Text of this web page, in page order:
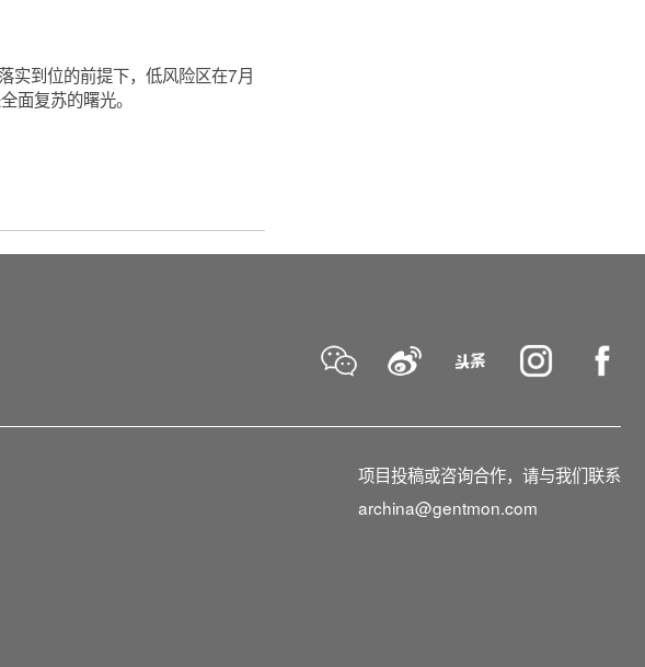
实到位的前提下，低风险区在7月
面复苏的曙光。
项目投稿或咨询合作，请与我们联系
archina@gentmon.com